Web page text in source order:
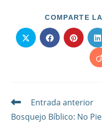
COMPARTE
Se
abre
Se
abre
Se
abre
nueva
Se
Leer
artículos
Entrada anterior
Bosquejo Bíblico: No